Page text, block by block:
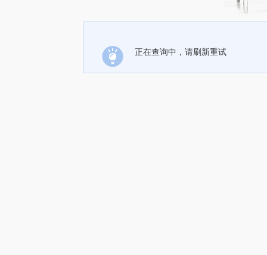
正在查询中，请刷新重试